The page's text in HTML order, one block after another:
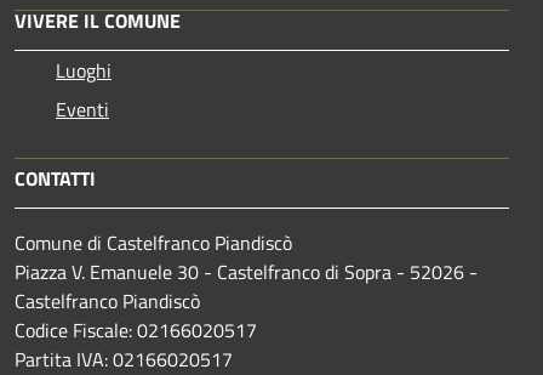
VIVERE IL COMUNE
Luoghi
Eventi
CONTATTI
Comune di Castelfranco Piandiscò
Piazza V. Emanuele 30 - Castelfranco di Sopra - 52026 -
Castelfranco Piandiscò
Codice Fiscale: 02166020517
Partita IVA: 02166020517